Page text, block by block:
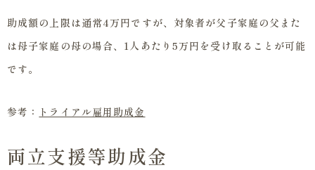
助成額の上限は通常4万円ですが、対象者が父子家庭の父また
は母子家庭の母の場合、1人あたり5万円を受け取ることが可能
です。
参考： トライアル雇用助成金
両立支援等助成金